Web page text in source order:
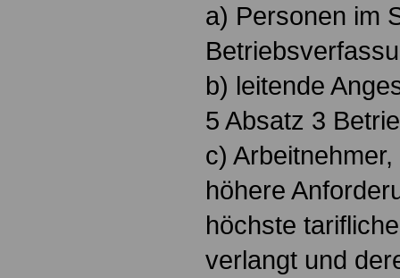
a) Personen im
b) leitende
5 Absatz 3
c)
höhere
höchste
verlangt und